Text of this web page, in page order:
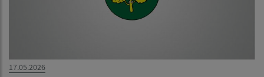
17.05.2026